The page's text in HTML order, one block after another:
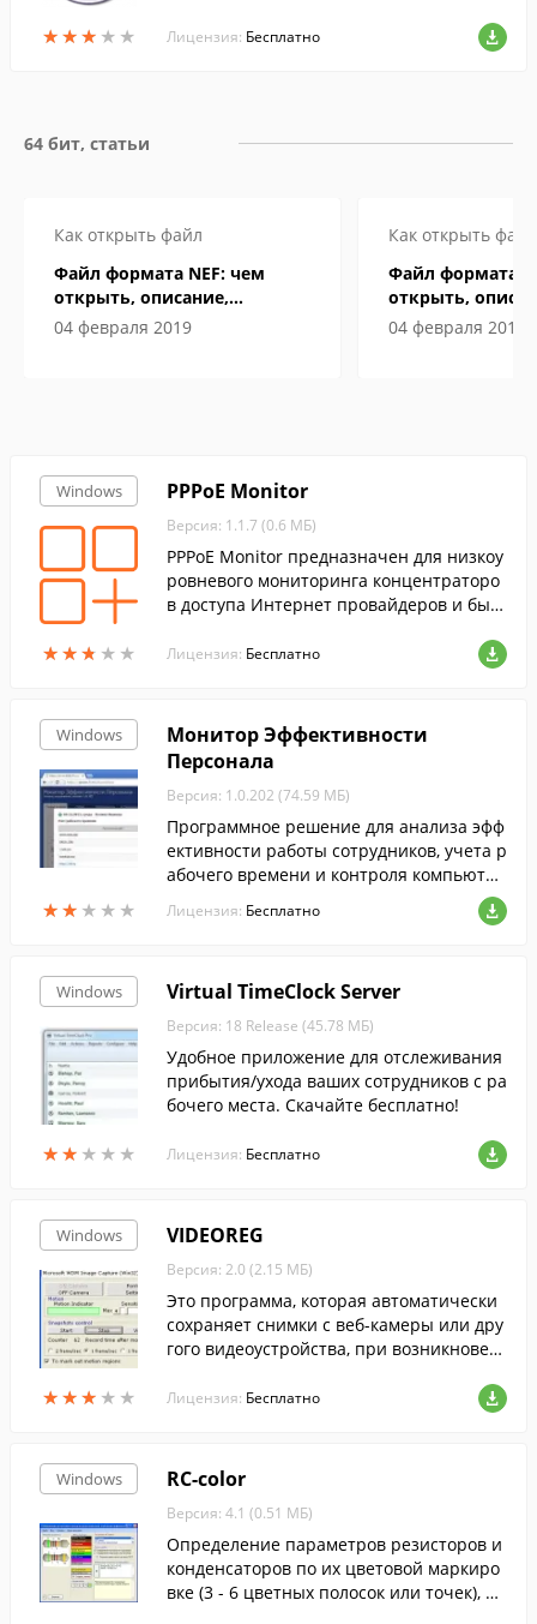
★★★ ★ ★
★★★ ★ ★
ировать на ПК как обычные файлы....
Лицензия: Бесплатно
64 бит, статьи
Как открыть файл
Файл формата NEF: чем
открыть, описание,
особенности
04 февраля 2019
Как открыть файл
Файл формата
открыть,
особенности
04 февраля 2019
Windows
★★★ ★ ★
★★★ ★ ★
PPPoE Monitor
Версия: 1.1.7 (0.6 МБ)
PPPoE Monitor предназначен для низкоу
ровневого мониторинга концентраторо
в доступа Интернет провайдеров и быст
имизированными и безопасными настр
Лицензия: Бесплатно
Windows
★★ ★ ★ ★
★★ ★ ★ ★
Монитор Эффективности
Персонала
Версия: 1.0.202 (74.59 МБ)
Программное решение для анализа эфф
ективности работы сотрудников, учета р
абочего времени и контроля компьютер
Лицензия: Бесплатно
Windows
★★ ★ ★ ★
★★ ★ ★ ★
Virtual TimeClock Server
Версия: 18 Release (45.78 МБ)
Удобное приложение для отслеживания
прибытия/ухода ваших сотрудников с ра
бочего места. Скачайте бесплатно!
Лицензия: Бесплатно
Windows
★★★ ★ ★
★★★ ★ ★
VIDEOREG
Версия: 2.0 (2.15 МБ)
Это программа, которая автоматически
сохраняет снимки с веб-камеры или дру
гого видеоустройства, при возникновен
Лицензия: Бесплатно
Windows RC-color
Версия: 4.1 (0.51 МБ)
Определение параметров резисторов и
конденсаторов по их цветовой маркиро
вке (3 - 6 цветных полосок или точек), пр